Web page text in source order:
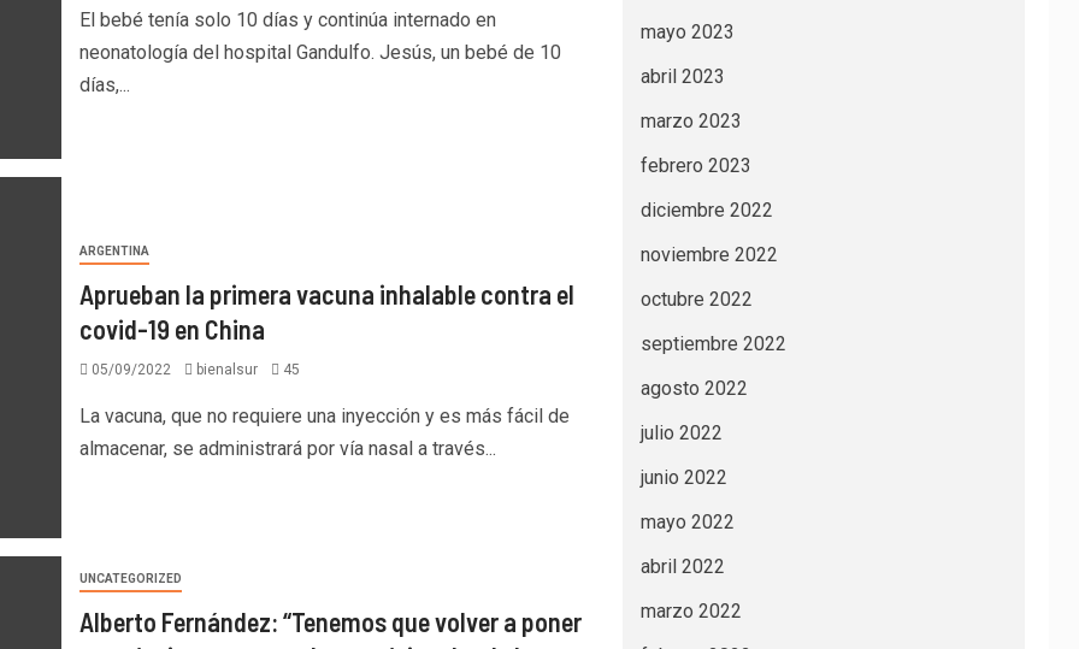
El bebé tenía solo 10 días y continúa internado en
neonatología del hospital Gandulfo. Jesús, un bebé de 10
días,...
ARGENTINA
Aprueban la primera vacuna inhalable contra el
covid-19 en China
05/09/2022 bienalsur 45
La vacuna, que no requiere una inyección y es más fácil de
almacenar, se administrará por vía nasal a través...
UNCATEGORIZED
Alberto Fernández: “Tenemos que volver a poner
mayo 2023
abril 2023
marzo 2023
febrero 2023
diciembre 2022
noviembre 2022
octubre 2022
septiembre 2022
agosto 2022
julio 2022
junio 2022
mayo 2022
abril 2022
marzo 2022